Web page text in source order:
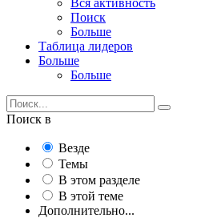
Поиск
Больше
Таблица лидеров
Больше
Больше
Поиск в
Везде
Темы
В этом разделе
В этой теме
Дополнительно...